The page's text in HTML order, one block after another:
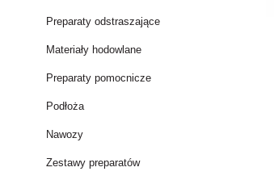
Preparaty odstraszające
Materiały hodowlane
Preparaty pomocnicze
Podłoża
Nawozy
Zestawy preparatów